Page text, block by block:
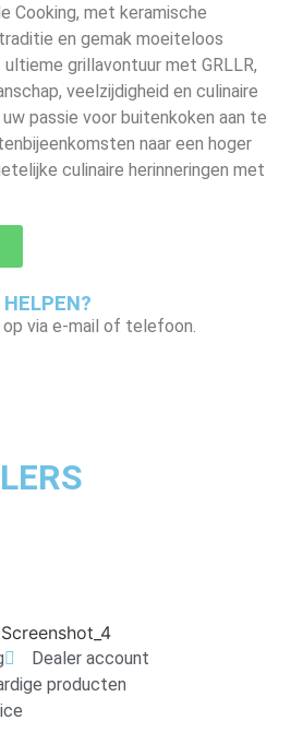
Cooking, met keramische
en gemak moeiteloos
grillavontuur met GRLLR,
veelzijdigheid en culinaire
passie voor buitenkoken aan te
naar een hoger
culinaire herinneringen met
via e-mail of telefoon.
Dealer account
producten